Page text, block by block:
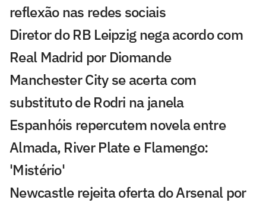
reflexão nas redes sociais
Diretor do RB Leipzig nega acordo com
Real Madrid por Diomande
Manchester City se acerta com
substituto de Rodri na janela
Espanhóis repercutem novela entre
Almada, River Plate e Flamengo:
'Mistério'
Newcastle rejeita oferta do Arsenal por